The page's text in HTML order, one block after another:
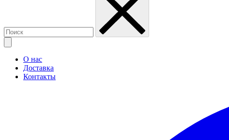
О нас
Доставка
Контакты